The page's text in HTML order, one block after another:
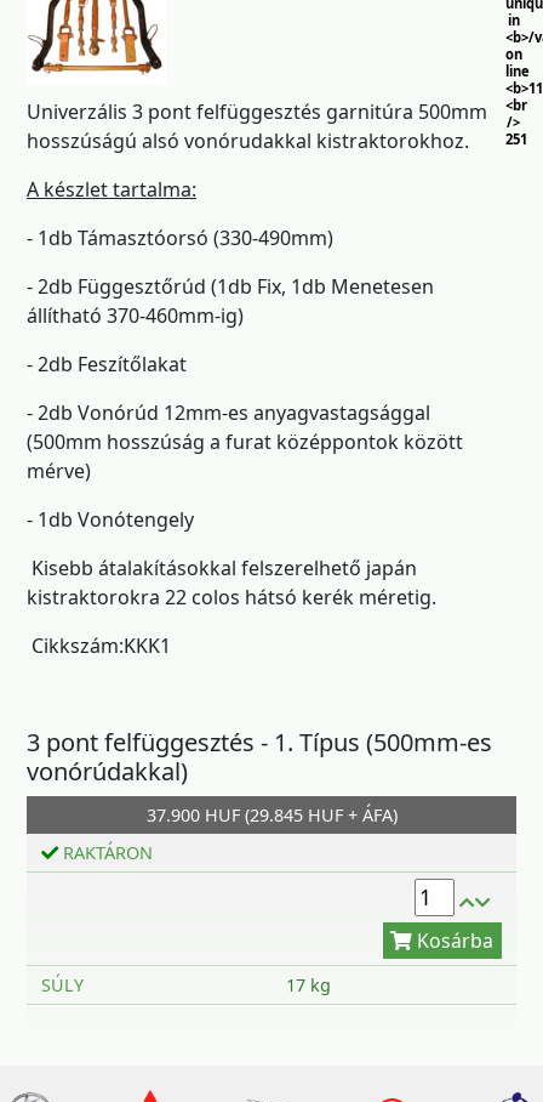
in
<b>/
on
line
<br
/>
251
Univerzális 3 pont felfüggesztés garnitúra 500mm
hosszúságú alsó vonórudakkal kistraktorokhoz.
A készlet tartalma:
- 1db Támasztóorsó (330-490mm)
- 2db Függesztőrúd (1db Fix, 1db Menetesen
állítható 370-460mm-ig)
- 2db Feszítőlakat
- 2db Vonórúd 12mm-es anyagvastagsággal
(500mm hosszúság a furat középpontok között
mérve)
- 1db Vonótengely
Kisebb átalakításokkal felszerelhető japán
kistraktorokra 22 colos hátsó kerék méretig.
Cikkszám:KKK1
3 pont felfüggesztés - 1. Típus (500mm-es
vonórúdakkal)
37.900 HUF (29.845 HUF + ÁFA)
RAKTÁRON
Kosárba
SÚLY 17 kg